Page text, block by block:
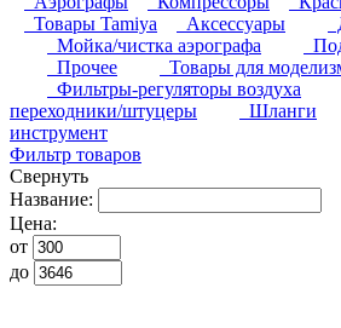
Товары Tamiya
Аксессуары
Мойка/чистка аэрографа
Прочее
Товары для
Фильтры-регуляторы воздуха
переходники/штуцеры
Шланги
инструмент
Фильтр товаров
Свернуть
Название:
Цена:
от
до